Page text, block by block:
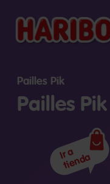
Pailles Pik
Pailles Pik
Ir a
tienda